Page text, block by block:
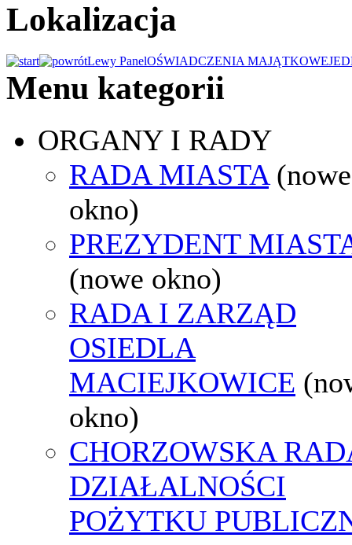
Lokalizacja
Lewy PanelOŚWIADCZENIA MAJĄTKOWE
Menu kategorii
ORGANY I RADY
RADA MIASTA (nowe
okno)
PREZYDENT
(nowe okno)
RADA I ZARZĄD
OSIEDLA
MACIEJKOWICE
okno)
CHORZOWSKA
DZIAŁALNOŚCI
POŻYTKU